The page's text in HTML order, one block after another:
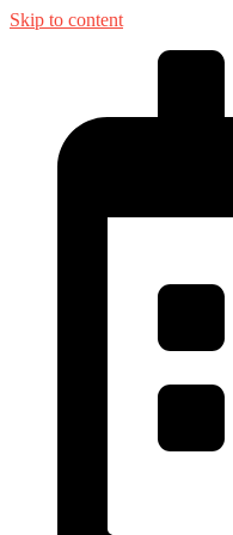
Skip to content